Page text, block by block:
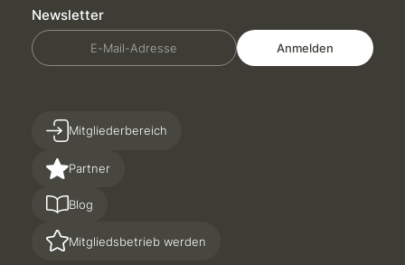
Newsletter
E-Mail-Adresse Anmelden
Partner
Blog
Mitgliedsbetrieb werden
Mitgliederbereich